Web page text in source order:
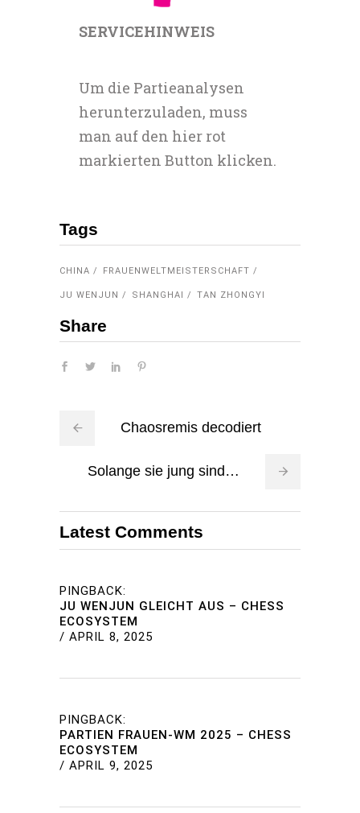
SERVICEHINWEIS
Um die Partieanalysen
herunterzuladen, muss
man auf den hier rot
markierten Button klicken.
Tags
CHINA FRAUENWELTMEISTERSCHAFT
JU WENJUN SHANGHAI TAN ZHONGYI
Share
Chaosremis decodiert
Solange sie jung sind…
Latest Comments
PINGBACK:
JU WENJUN GLEICHT AUS – CHESS
ECOSYSTEM
/ APRIL 8, 2025
PINGBACK:
PARTIEN FRAUEN-WM 2025 – CHESS
ECOSYSTEM
/ APRIL 9, 2025